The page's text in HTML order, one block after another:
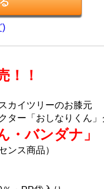
)
！！
カイツリーのお膝元
ター「おしなりくん」
・バンダナ」
ンス商品）